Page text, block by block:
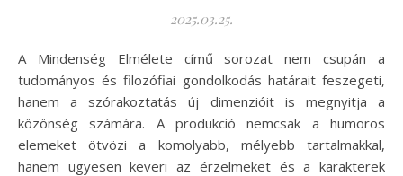
2025.03.25.
A Mindenség Elmélete című sorozat nem csupán a
tudományos és filozófiai gondolkodás határait feszegeti,
hanem a szórakoztatás új dimenzióit is megnyitja a
közönség számára. A produkció nemcsak a humoros
elemeket ötvözi a komolyabb, mélyebb tartalmakkal,
hanem ügyesen keveri az érzelmeket és a karakterek